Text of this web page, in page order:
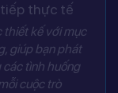
thực tế
thiết kế với mục
giúp bạn phát
các tình huống
cuộc trò